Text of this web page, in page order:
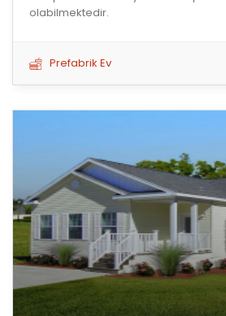
olabilmektedir.
Prefabrik Ev